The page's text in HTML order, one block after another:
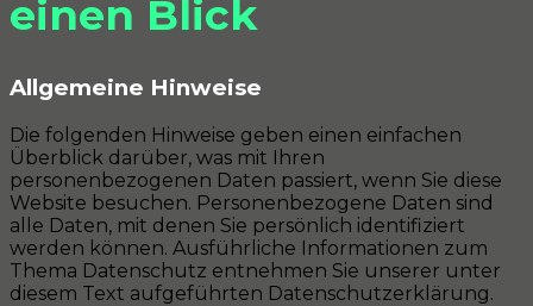
einen Blick
Allgemeine Hinweise
Die folgenden Hinweise geben einen einfachen
Überblick darüber, was mit Ihren
personenbezogenen Daten passiert, wenn Sie diese
Website besuchen. Personenbezogene Daten sind
alle Daten, mit denen Sie persönlich identifiziert
werden können. Ausführliche Informationen zum
Thema Datenschutz entnehmen Sie unserer unter
diesem Text aufgeführten Datenschutzerklärung.